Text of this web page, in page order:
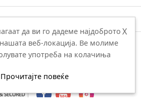
да ви го дадеме најдоброто
веб-локација. Ве молиме
употреба на колачиња
Прочитајте повеќе
X